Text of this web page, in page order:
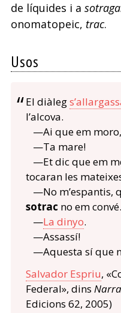
de líquides i a
onomatopeic, trac.
Usos
El diàleg
l’alcova.
—Ai que em moro,
—Ta mare!
—Et dic que em
tocaran les
—No m’espantis,
sotrac no em convé.
—La dinyo.
—Assassí!
—Aquesta sí que
Salvador Espriu,
Federal», dins
Edicions 62, 2005)